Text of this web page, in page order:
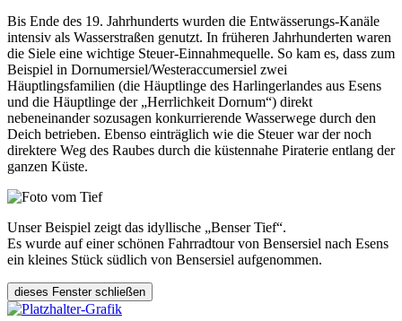
Bis Ende des 19. Jahrhunderts wurden die Entwässerungs-Kanäle
intensiv als Wasserstraßen genutzt. In früheren Jahrhunderten waren
die Siele eine wichtige Steuer-Einnahmequelle. So kam es, dass zum
Beispiel in Dornumersiel/Westeraccumersiel zwei
Häuptlingsfamilien (die Häuptlinge des Harlingerlandes aus Esens
und die Häuptlinge der „Herrlichkeit Dornum“) direkt
nebeneinander sozusagen konkurrierende Wasserwege durch den
Deich betrieben. Ebenso einträglich wie die Steuer war der noch
direktere Weg des Raubes durch die küstennahe Piraterie entlang der
ganzen Küste.
Unser Beispiel zeigt das idyllische „Benser Tief“.
Es wurde auf einer schönen Fahrradtour von Bensersiel nach Esens
ein kleines Stück südlich von Bensersiel aufgenommen.
dieses Fenster schließen